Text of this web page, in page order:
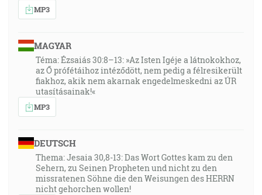
MP3
MAGYAR
Téma: Ézsaiás 30:8–13: »Az Isten Igéje a látnokokhoz,
az Ő prófétáihoz intéződött, nem pedig a félresikerült
fiakhoz, akik nem akarnak engedelmeskedni az ÚR
utasításainak!«
MP3
DEUTSCH
Thema: Jesaia 30,8-13: Das Wort Gottes kam zu den
Sehern, zu Seinen Propheten und nicht zu den
missratenen Söhne die den Weisungen des HERRN
nicht gehorchen wollen!